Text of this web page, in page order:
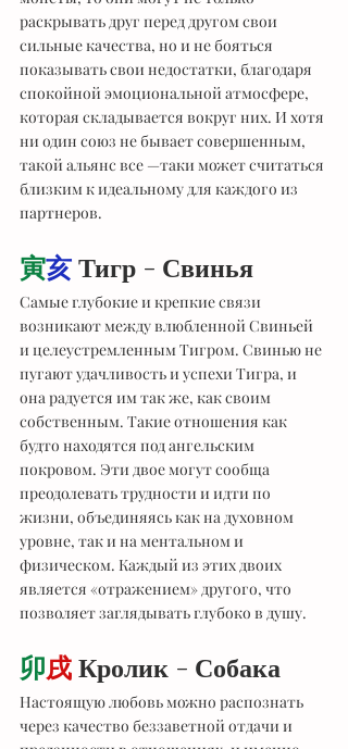
раскрывать друг перед другом свои
сильные качества, но и не бояться
показывать свои недостатки, благодаря
спокойной эмоциональной атмосфере,
которая складывается вокруг них. И хотя
ни один союз не бывает совершенным,
такой альянс все —таки может считаться
близким к идеальному для каждого из
партнеров.
寅亥 Тигр - Свинья
Самые глубокие и крепкие связи
возникают между влюбленной Свиньей
и целеустремленным Тигром. Свинью не
пугают удачливость и успехи Тигра, и
она радуется им так же, как своим
собственным. Такие отношения как
будто находятся под ангельским
покровом. Эти двое могут сообща
преодолевать трудности и идти по
жизни, объединяясь как на духовном
уровне, так и на ментальном и
физическом. Каждый из этих двоих
является «отражением» другого, что
позволяет заглядывать глубоко в душу.
卯戌 Кролик - Собака
Настоящую любовь можно распознать
через качество беззаветной отдачи и